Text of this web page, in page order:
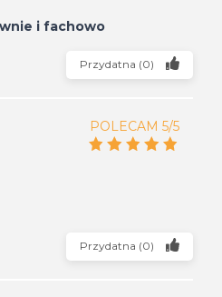
i fachowo
Przydatna (0)
POLECAM 5/5
Przydatna (0)